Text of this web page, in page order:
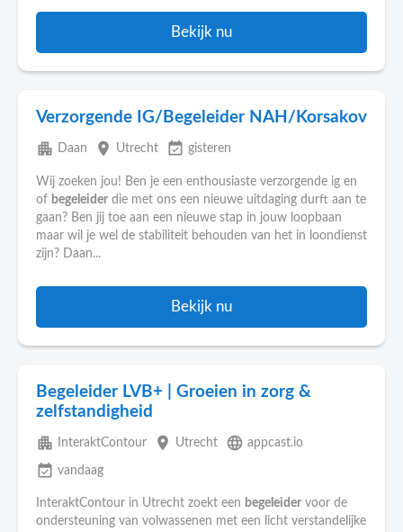
Bekijk nu
Verzorgende IG/Begeleider NAH/Korsakov
apartment Daan place Utrecht event_available gisteren
Wij zoeken jou! Ben je een enthousiaste verzorgende ig en
of begeleider die met ons een nieuwe uitdaging durft aan te
gaan? Ben jij toe aan een nieuwe stap in jouw loopbaan
maar wil je wel de stabiliteit behouden van het in loondienst
zijn? Daan...
Bekijk nu
Begeleider LVB+ | Groeien in zorg &
zelfstandigheid
apartment InteraktContour place Utrecht language appcast.io
event_available vandaag
InteraktContour in Utrecht zoekt een begeleider voor de
ondersteuning van volwassenen met een licht verstandelijke